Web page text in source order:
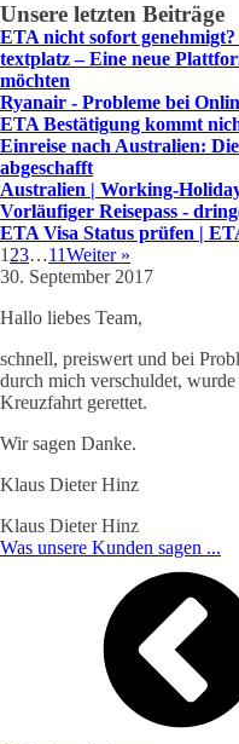
Unsere letzten Beiträge
ETA nicht sofort
textplatz – Eine neue
möchten
Ryanair - Probleme bei
ETA Bestätigung kommt
Einreise nach Australien:
abgeschafft
Australien | Working-
Vorläufiger Reisepass -
ETA Visa Status prüfen |
1 23…11Weiter »
30. September 2017
Hallo liebes Team,
schnell, preiswert und bei
durch mich verschuldet,
Kreuzfahrt gerettet.
Wir sagen Danke.
Klaus Dieter Hinz
Klaus Dieter Hinz
Was unsere Kunden sagen ...